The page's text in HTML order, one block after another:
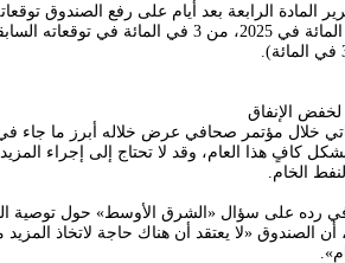
المادة الرابعة بعد أيام على رفع الصندوق
لخفض الإنفاق
خلال مؤتمر صحافي عرض خلاله أبرز ما جاء
بشكل كافٍ هذا العام، وقد لا تحتاج إلى إجراء
الخام.
رده على سؤال «الشرق الأوسط» حول توصية
أن الصندوق «لا يعتقد أن هناك حاجة لاتخاذ